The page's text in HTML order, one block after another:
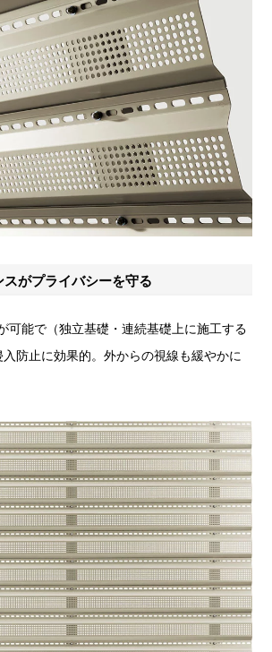
がプライバシーを守る
可能で（独立基礎・連続基礎上に施工する
防止に効果的。外からの視線も緩やかに